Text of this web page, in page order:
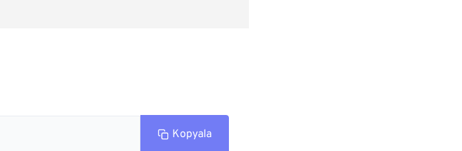
Kopyala